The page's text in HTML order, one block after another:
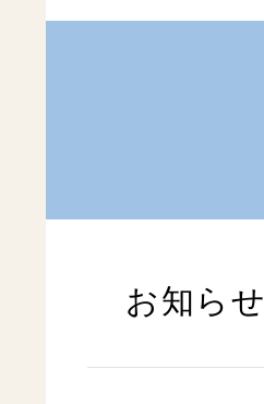
お知らせ